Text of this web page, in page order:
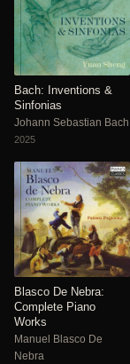
Bach: Inventions &
Sinfonias
Johann Sebastian Bach
2025
Blasco De Nebra:
Complete Piano
Works
Manuel Blasco De
Nebra